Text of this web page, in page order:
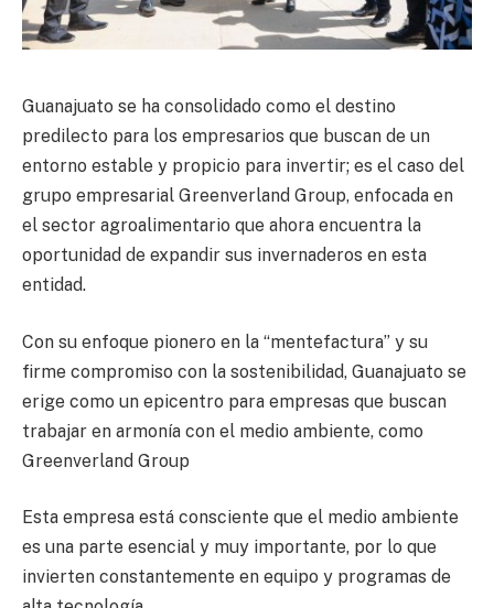
Guanajuato se ha consolidado como el destino
predilecto para los empresarios que buscan de un
entorno estable y propicio para invertir; es el caso del
grupo empresarial Greenverland Group, enfocada en
el sector agroalimentario que ahora encuentra la
oportunidad de expandir sus invernaderos en esta
entidad.
Con su enfoque pionero en la “mentefactura” y su
firme compromiso con la sostenibilidad, Guanajuato se
erige como un epicentro para empresas que buscan
trabajar en armonía con el medio ambiente, como
Greenverland Group
Esta empresa está consciente que el medio ambiente
es una parte esencial y muy importante, por lo que
invierten constantemente en equipo y programas de